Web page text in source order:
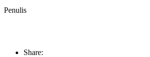
Penulis
Share: